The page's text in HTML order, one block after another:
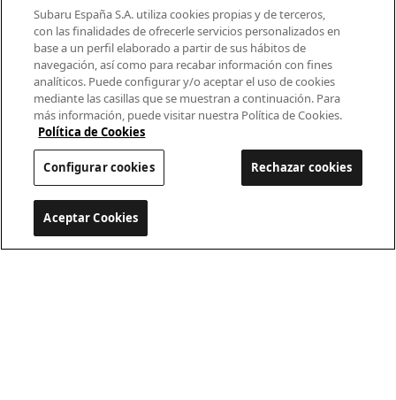
Modelos
¿Por qué Subaru?
Finance
Propietarios
Contacto
Universo Subaru
900 440 044
Subaru España S.A. utiliza cookies propias y de terceros,
con las finalidades de ofrecerle servicios personalizados en
base a un perfil elaborado a partir de sus hábitos de
navegación, así como para recabar información con fines
analíticos. Puede configurar y/o aceptar el uso de cookies
mediante las casillas que se muestran a continuación. Para
más información, puede visitar nuestra Política de Cookies.
Política de Cookies
Configurar cookies Rechazar cookies
Aceptar Cookies